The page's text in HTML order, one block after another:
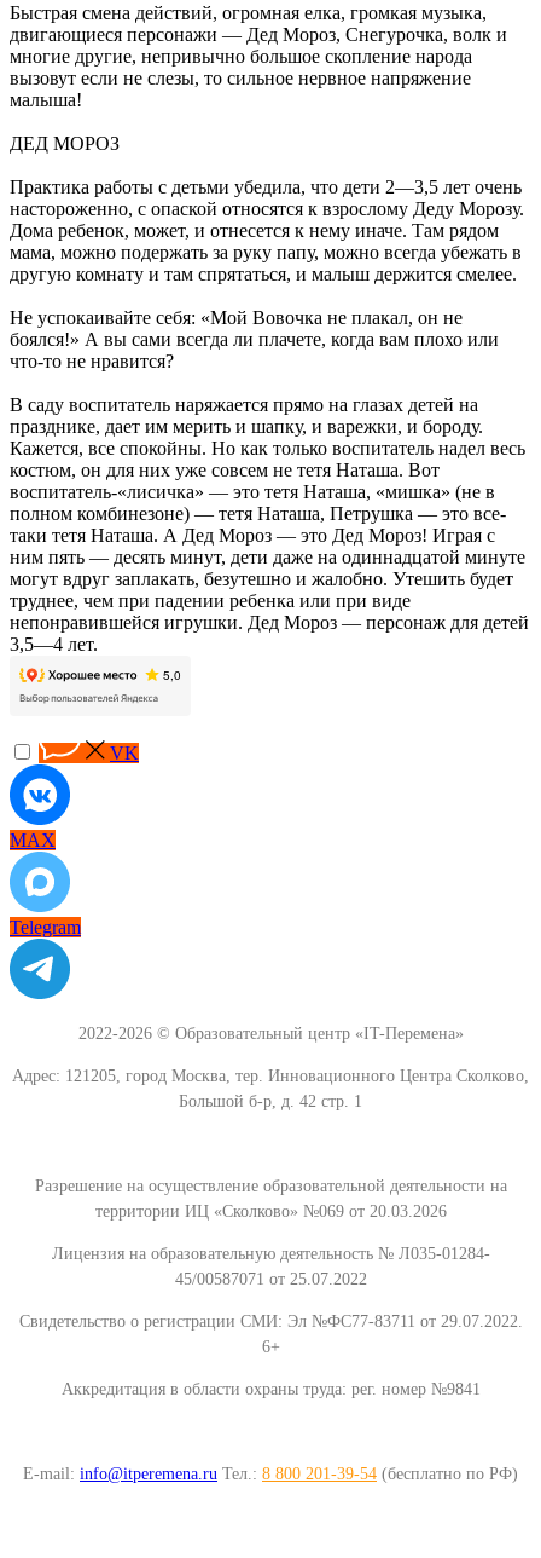
Быстрая смена действий, огромная елка, громкая музыка,
двигающиеся персонажи — Дед Мороз, Снегурочка, волк и
многие другие, непривычно большое скопление народа
вызовут если не слезы, то сильное нервное напряжение
малыша!
ДЕД МОРОЗ
Практика работы с детьми убедила, что дети 2—3,5 лет очень
настороженно, с опаской относятся к взрослому Деду Морозу.
Дома ребенок, может, и отнесется к нему иначе. Там рядом
мама, можно подержать за руку папу, можно всегда убежать в
другую комнату и там спрятаться, и малыш держится смелее.
Не успокаивайте себя: «Мой Вовочка не плакал, он не
боялся!» А вы сами всегда ли плачете, когда вам плохо или
что-то не нравится?
В саду воспитатель наряжается прямо на глазах детей на
празднике, дает им мерить и шапку, и варежки, и бороду.
Кажется, все спокойны. Но как только воспитатель надел весь
костюм, он для них уже совсем не тетя Наташа. Вот
воспитатель-«лисичка» — это тетя Наташа, «мишка» (не в
полном комбинезоне) — тетя Наташа, Петрушка — это все-
таки тетя Наташа. А Дед Мороз — это Дед Мороз! Играя с
ним пять — десять минут, дети даже на одиннадцатой минуте
могут вдруг заплакать, безутешно и жалобно. Утешить будет
труднее, чем при падении ребенка или при виде
непонравившейся игрушки. Дед Мороз — персонаж для детей
3,5—4 лет.
VK
MAX
Telegram
2022-2026 © Образовательный центр «IT-Перемена»
Адрес: 121205, город Москва, тер. Инновационного Центра Сколково,
Большой б-р, д. 42 стр. 1
Разрешение на осуществление образовательной деятельности на
территории ИЦ «Сколково» №069 от 20.03.2026
Лицензия на образовательную деятельность № Л035-01284-
45/00587071 от 25.07.2022
Свидетельство о регистрации СМИ: Эл №ФС77-83711 от 29.07.2022.
6+
Аккредитация в области охраны труда: рег. номер №9841
E-mail: info@itperemena.ru Тел.: 8 800 201-39-54 (бесплатно по РФ)